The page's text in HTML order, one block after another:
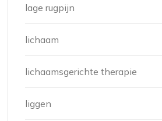
lage rugpijn
lichaam
lichaamsgerichte therapie
liggen